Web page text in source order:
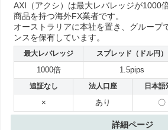
AXI（アクシ）は最大レバレッジが1000
商品を持つ海外FX業者です。
オーストラリアに本社を置き、グループ
ンスを保有しています。
最大レバレッジ スプレッド（ドル円）
1000倍 1.5pips
追証なし 法人口座 日本語
× あり 〇
詳細ページ